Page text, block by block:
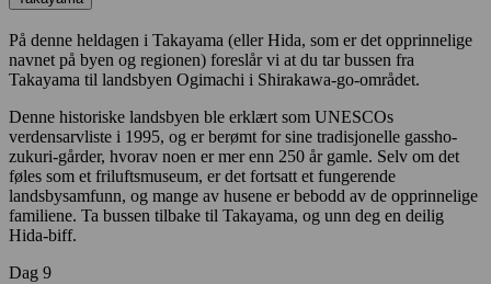
På denne heldagen i Takayama (eller Hida, som er det opprinnelige
navnet på byen og regionen) foreslår vi at du tar bussen fra
Takayama til landsbyen Ogimachi i Shirakawa-go-området.
Denne historiske landsbyen ble erklært som UNESCOs
verdensarvliste i 1995, og er berømt for sine tradisjonelle gassho-
zukuri-gårder, hvorav noen er mer enn 250 år gamle. Selv om det
føles som et friluftsmuseum, er det fortsatt et fungerende
landsbysamfunn, og mange av husene er bebodd av de opprinnelige
familiene. Ta bussen tilbake til Takayama, og unn deg en deilig
Hida-biff.
Dag 9